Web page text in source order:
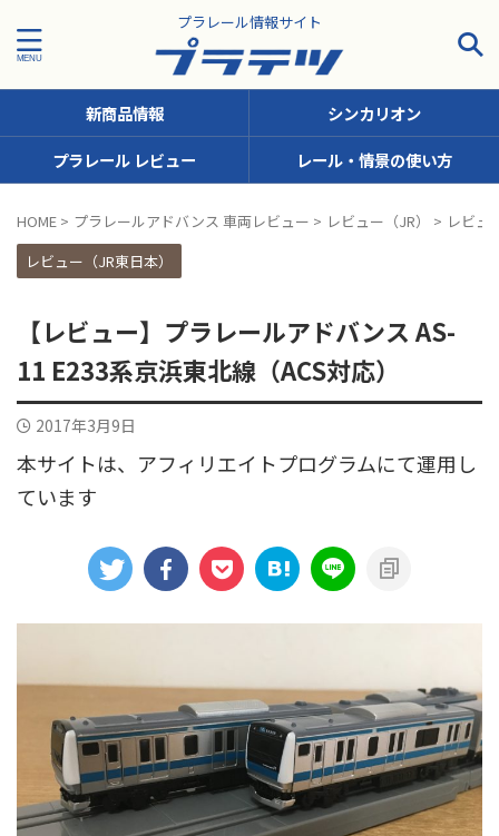
プラレール情報サイト
タグで探す！
JR九州
JR北海道
MODEROID OTシリーズ（おしゃべりトーマス）
TSシリーズ（トーマスナンバリング）
カプセルプラレール（きかんしゃトーマス）
クルーズトレインDXシリーズ
テコロシリーズ・はじめてのプラレール ハッピーセット
プラレール博 in TOKYO
ベーシックセット・車両レールセット レールと情景
新商品情報
シンカリオン
プラレール レビュー
レール・情景の使い方
HOME > プラレールアドバンス 車両レビュー > レビュー（JR） > レビュ
レビュー（JR東日本）
【レビュー】プラレールアドバンス AS-
11 E233系京浜東北線（ACS対応）
2017年3月9日
本サイトは、アフィリエイトプログラムにて運用し
ています